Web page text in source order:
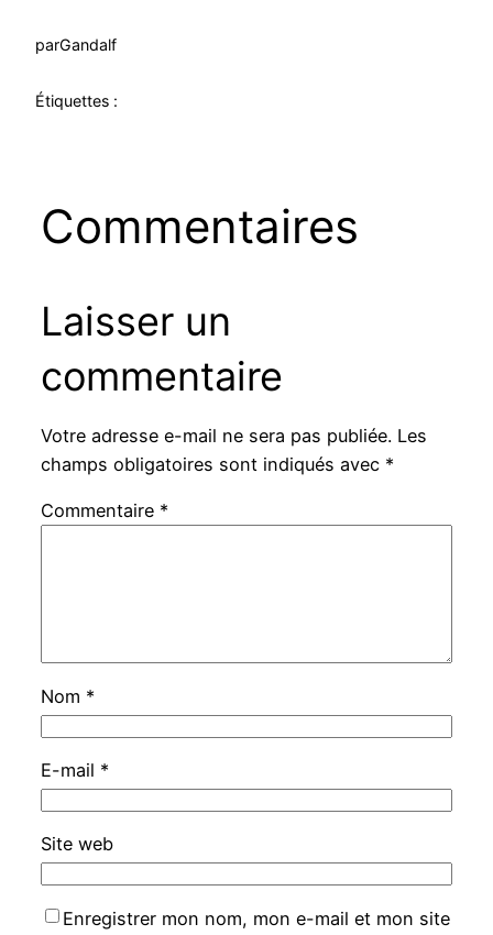
parGandalf
Étiquettes :
Commentaires
Laisser un
commentaire
Votre adresse e-mail ne sera pas publiée. Les
champs obligatoires sont indiqués avec *
Commentaire *
Nom *
E-mail *
Site web
Enregistrer mon nom, mon e-mail et mon site